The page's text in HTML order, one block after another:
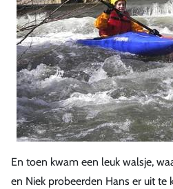
En toen kwam een leuk walsje,
en Niek probeerden Hans er uit te